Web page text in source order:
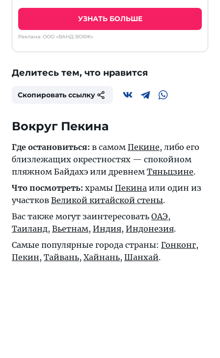
УЗНАТЬ БОЛЬШЕ
Реклама: ООО «ВАНД ВОЯЖ»
Делитесь тем, что нравится
Скопировать ссылку
Вокруг Пекина
Где остановиться: в самом Пекине, либо его
близлежащих окрестностях — спокойном
пляжном Байдахэ или древнем Тяньцзине.
Что посмотреть: храмы Пекина или один из
участков Великой китайской стены.
Вас также могут заинтересовать ОАЭ,
Таиланд, Вьетнам, Индия, Индонезия.
Самые популярные города страны: Гонконг,
Пекин, Тайвань, Хайнань, Шанхай.